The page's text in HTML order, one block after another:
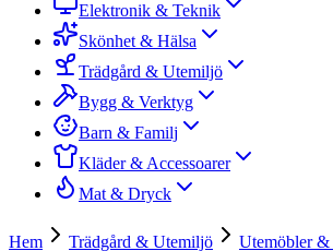
Elektronik & Teknik
Skönhet & Hälsa
Trädgård & Utemiljö
Bygg & Verktyg
Barn & Familj
Kläder & Accessoarer
Mat & Dryck
Hem Trädgård & Utemiljö
Utemöbler